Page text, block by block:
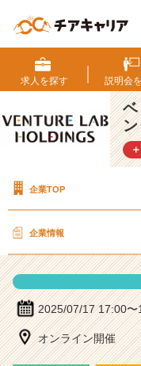
ン
チ
ャ
ー
ラ
ホ
デ
グ
ス
株
式
求人を探す 説明会を
企業TOP
企業情報
2025/07/17 17:00〜
オンライン開催